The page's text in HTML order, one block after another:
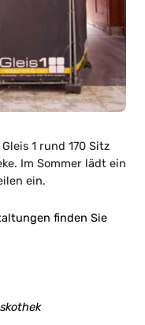
1 rund 170 Sitz
Im Sommer lädt ein
ein.
finden Sie